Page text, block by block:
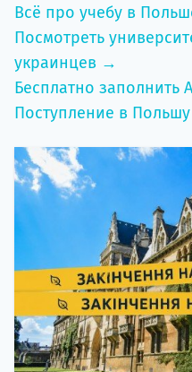
Всё про учебу в
Посмотреть
украинцев →
Бесплатно заполнить
Поступление в